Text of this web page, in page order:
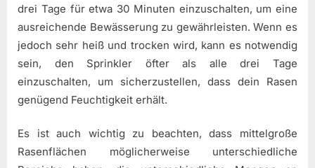
drei Tage für etwa 30 Minuten einzuschalten, um eine
ausreichende Bewässerung zu gewährleisten. Wenn es
jedoch sehr heiß und trocken wird, kann es notwendig
sein, den Sprinkler öfter als alle drei Tage
einzuschalten, um sicherzustellen, dass dein Rasen
genügend Feuchtigkeit erhält.
Es ist auch wichtig zu beachten, dass mittelgroße
Rasenflächen möglicherweise unterschiedliche